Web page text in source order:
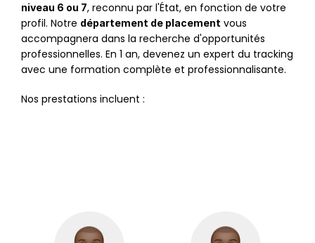
niveau 6 ou 7, reconnu par l'État, en fonction de votre
profil. Notre département de placement vous
accompagnera dans la recherche d'opportunités
professionnelles. En 1 an, devenez un expert du tracking
avec une formation complète et professionnalisante.
Nos prestations incluent :